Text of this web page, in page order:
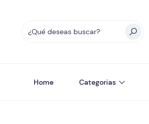
Home Categorias